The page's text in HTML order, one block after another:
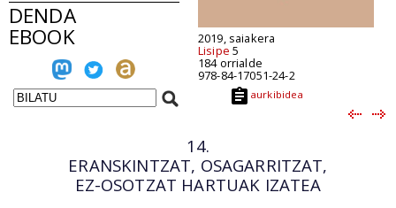
DENDA
EBOOK 2019, saiakera
Lisipe 5
184 orrialde
978-84-17051-24-2
aurkibidea
14.
ERANSKINTZAT, OSAGARRITZAT,
EZ-OSOTZAT HARTUAK IZATEA